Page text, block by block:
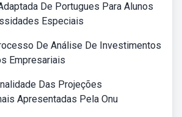
De Portugues Para Alunos
Especiais
De Análise De Investimentos
Empresariais
Das Projeções
Apresentadas Pela Onu